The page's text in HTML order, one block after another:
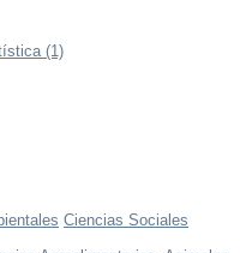
(1)
Ciencias Sociales